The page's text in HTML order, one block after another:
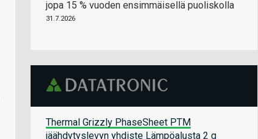
jopa 15 % vuoden ensimmäisellä puoliskolla
31.7.2026
Thermal Grizzly PhaseSheet PTM
jäähdytyslevyn yhdiste Lämpöalusta 2 g